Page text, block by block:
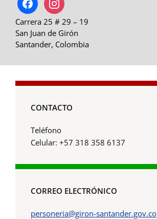
Carrera 25 # 29 – 19
San Juan de Girón
Santander, Colombia
CONTACTO
Teléfono
Celular: +57 318 358 6137
CORREO ELECTRÓNICO
personeria@giron-santander.gov.co